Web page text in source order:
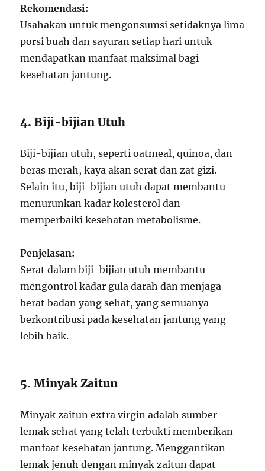
Rekomendasi:
Usahakan untuk mengonsumsi setidaknya lima
porsi buah dan sayuran setiap hari untuk
mendapatkan manfaat maksimal bagi
kesehatan jantung.
4. Biji-bijian Utuh
Biji-bijian utuh, seperti oatmeal, quinoa, dan
beras merah, kaya akan serat dan zat gizi.
Selain itu, biji-bijian utuh dapat membantu
menurunkan kadar kolesterol dan
memperbaiki kesehatan metabolisme.
Penjelasan:
Serat dalam biji-bijian utuh membantu
mengontrol kadar gula darah dan menjaga
berat badan yang sehat, yang semuanya
berkontribusi pada kesehatan jantung yang
lebih baik.
5. Minyak Zaitun
Minyak zaitun extra virgin adalah sumber
lemak sehat yang telah terbukti memberikan
manfaat kesehatan jantung. Menggantikan
lemak jenuh dengan minyak zaitun dapat